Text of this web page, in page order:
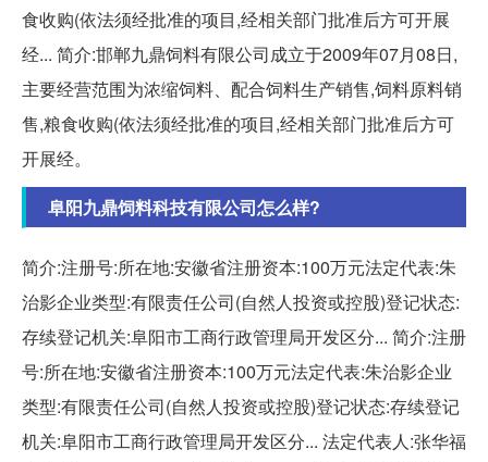
食收购(依法须经批准的项目,经相关部门批准后方可开展
经... 简介:邯郸九鼎饲料有限公司成立于2009年07月08日,
主要经营范围为浓缩饲料、配合饲料生产销售,饲料原料销
售,粮食收购(依法须经批准的项目,经相关部门批准后方可
开展经。
阜阳九鼎饲料科技有限公司怎么样?
简介:注册号:所在地:安徽省注册资本:100万元法定代表:朱
治影企业类型:有限责任公司(自然人投资或控股)登记状态:
存续登记机关:阜阳市工商行政管理局开发区分... 简介:注册
号:所在地:安徽省注册资本:100万元法定代表:朱治影企业
类型:有限责任公司(自然人投资或控股)登记状态:存续登记
机关:阜阳市工商行政管理局开发区分... 法定代表人:张华福